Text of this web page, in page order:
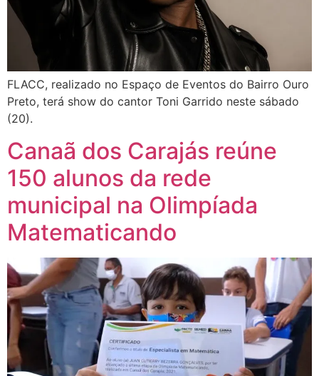
FLACC, realizado no Espaço de Eventos do Bairro Ouro
Preto, terá show do cantor Toni Garrido neste sábado
(20).
Canaã dos Carajás reúne
150 alunos da rede
municipal na Olimpíada
Matematicando